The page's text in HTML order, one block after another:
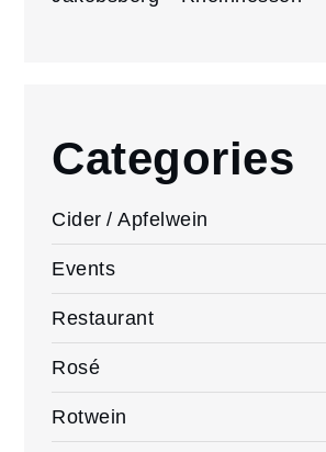
Categories
Cider / Apfelwein
Events
Restaurant
Rosé
Rotwein